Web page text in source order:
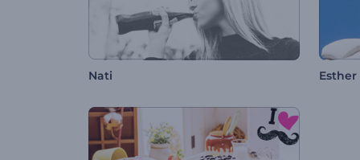
Nati Esther